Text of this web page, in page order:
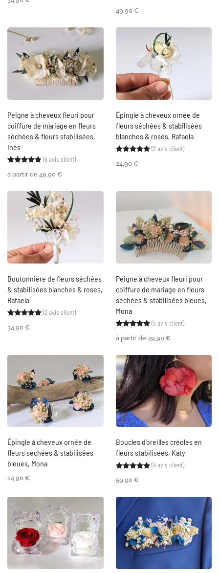
49,90 €
Peigne à cheveux fleuri pour
coiffure de mariage en fleurs
séchées & fleurs stabilisées,
Inès
Noté4.83sur 5 basé sur
6
(6avis client)
à partir de 49,90 €
Épingle à cheveux ornée de
fleurs séchées & stabilisées
blanches & roses, Rafaela
Noté5.00sur 5
2
(2avis client)
24,90 €
Boutonnière de fleurs séchées
& stabilisées blanches & roses,
Rafaela
Noté5.00sur 5 basé sur
2
(2avis client)
34,90 €
Peigne à cheveux fleuri pour
coiffure de mariage en fleurs
séchées & stabilisées bleues,
Mona
Noté5.00sur 5
5
(5avis client)
à partir de 49,90 €
Épingle à cheveux ornée de
fleurs séchées & stabilisées
bleues, Mona
24,90 €
Boucles d’oreilles créoles en
fleurs stabilisées, Katy
Noté5.00sur 5
4
(4avis client)
59,90 €